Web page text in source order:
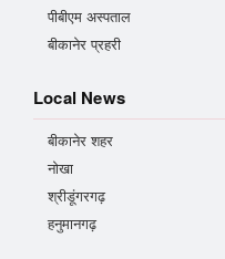
पीबीएम अस्पताल
बीकानेर प्रहरी
Local News
बीकानेर शहर
नोखा
श्रीडूंगरगढ़
हनुमानगढ़